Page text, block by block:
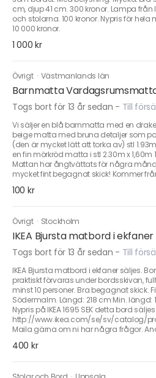
cm, djup 41 cm. 300 kronor. Lampa
och stolarna. 100 kronor. Nypris för
10 000 kronor.
1 000 kr
Övrigt · Västmanlands län
Barnmatta
Togs bort för 13 år sedan - Till
Vi säljer en blå barnmatta med en drake
beige matta med bruna detaljer som
(den är mycket lätt att torka av) stl
en fin mörkröd matta i stl 2.30m x
Mattan har ångtvättats för några
mycket fint begagnat skick! Kommer
100 kr
Övrigt · Stockholm
IKEA Bjursta matbord i
Togs bort för 13 år sedan - Till
IKEA Bjursta matbord i ekfaner säljes.
praktiskt förvaras under bordsskivan,
minst 10 personer. Bra begagnat skick.
Södermalm. Längd: 218 cm Min. längd:
Nypris på IKEA 1695 SEK detta bord
http://www.ikea.com/se/sv/catalog/
Maila gärna om ni har några frågor.
400 kr